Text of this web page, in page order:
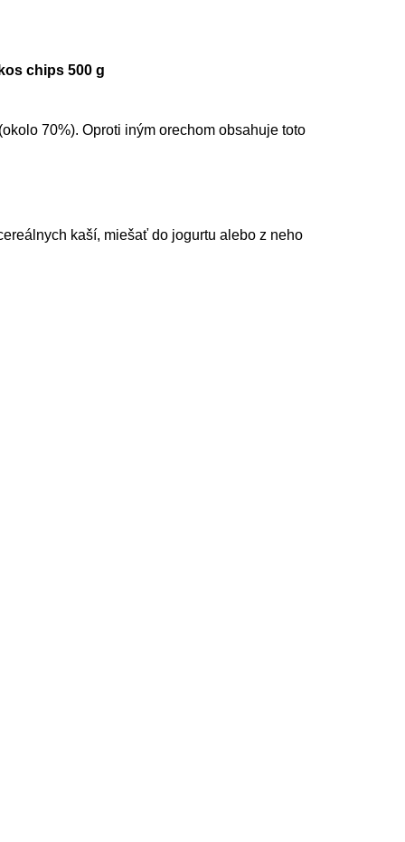
chips 500 g
70%). Oproti iným orechom obsahuje toto
kaší, miešať do jogurtu alebo z neho